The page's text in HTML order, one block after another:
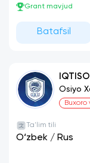
Grant mavjud
Batafsil
Osiyo
Buxoro
Ta'lim tili
O‘zbek / Rus